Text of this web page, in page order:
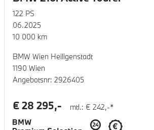
122 PS
06.2025
10 000 km
BMW Wien Heiligenstadt
1190 Wien
Angebotsnr: 2926405
mtl.: € 242,-*
€ 28 295,-